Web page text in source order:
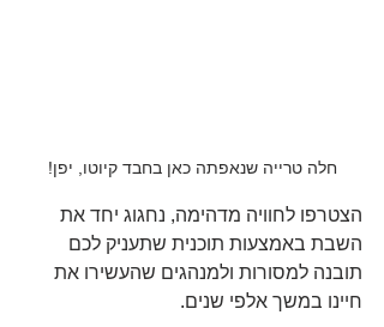
חלה טרייה שנאפתה כאן בחבד קיוטו, יפן!
הצטרפו לחוויה מדהימה, נחגוג יחד את
השבת באמצעות תוכנית שתעניק לכם
תובנה למסורות ולמנהגים שהעשירו את
חיינו במשך אלפי שנים.